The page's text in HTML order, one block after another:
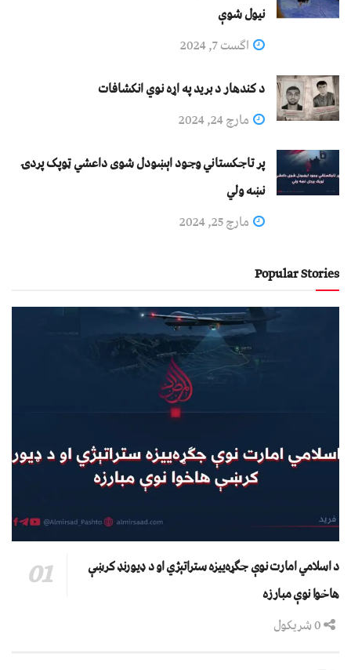
نيول شوې
اگست 7, 2024
د کندهار د برید په اړه نوي انکشافات
مارچ 24, 2024
پر تاجکستاني وجود اېښودل شوی داعشي ټوپک پردۍ
نښه ولي
مارچ 25, 2024
Popular Stories
د اسلامي امارت نوې جګړه‌ییزه ستراتېژي او د ډیورنډ کرښې
هاخوا نوې مبارزه